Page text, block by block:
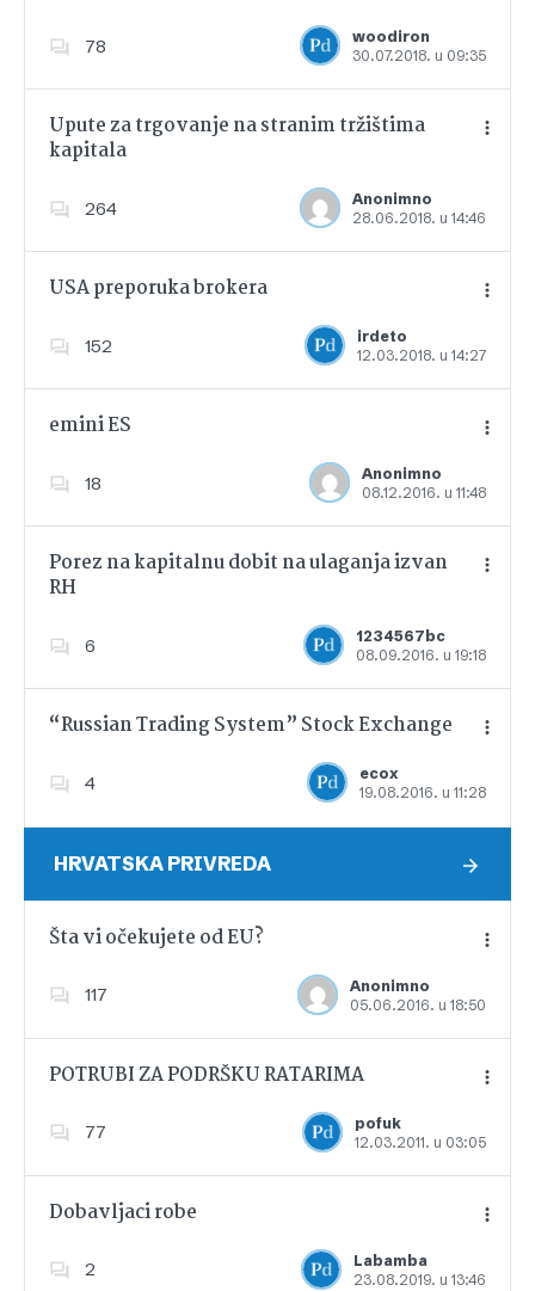
78
woodiron
30.07.2018. u 09:35
Dodajte u favorite
Upute za trgovanje na stranim tržištima
kapitala
264
Anonimno
28.06.2018. u 14:46
Dodajte u favorite
USA preporuka brokera
152
irdeto
12.03.2018. u 14:27
Dodajte u favorite
emini ES
18
Anonimno
08.12.2016. u 11:48
Dodajte u favorite
Porez na kapitalnu dobit na ulaganja izvan
RH
6
1234567bc
08.09.2016. u 19:18
Dodajte u favorite
“Russian Trading System” Stock Exchange
4
ecox
19.08.2016. u 11:28
Dodajte u favorite
HRVATSKA PRIVREDA
Šta vi očekujete od EU?
117
Anonimno
05.06.2016. u 18:50
Dodajte u favorite
POTRUBI ZA PODRŠKU RATARIMA
77
pofuk
12.03.2011. u 03:05
Dodajte u favorite
Dobavljaci robe
2
Labamba
23.08.2019. u 13:46
Dodajte u favorite